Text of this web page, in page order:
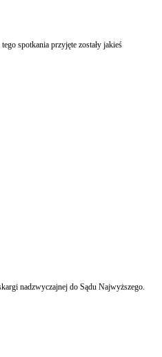
nadzwyczajnej do Sądu Najwyższego.